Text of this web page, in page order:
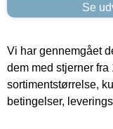
Se
Vi har gennemgået
dem med stjerner
sortimentstørrelse,
betingelser,